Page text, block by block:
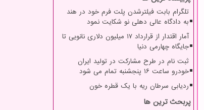
تلگرام بابت فیلترشدن پلت فرم خود در هند
به دادگاه عالی دهلی نو شکایت نمود
آمار اقتدار از قرارداد ۱۷ میلیون دلاری نانویی تا
جایگاه چهارمی دنیا
ثبت نام در طرح مشارکت در تولید ایران
خودرو ساعت ۱۶ پنجشنبه تمام می شود
ردیابی سرطان ریه با یک قطره خون
پربحث ترین ها